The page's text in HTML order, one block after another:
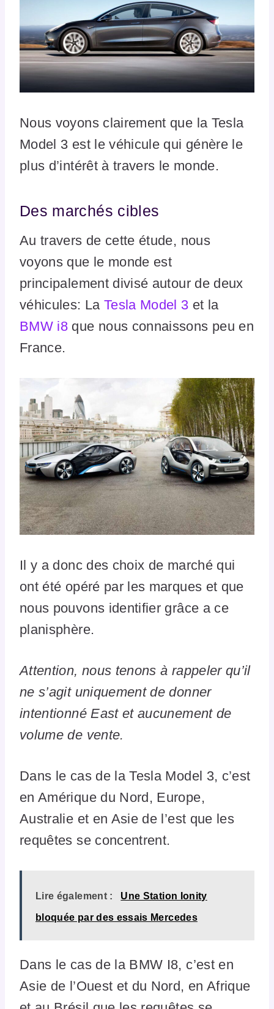
Nous voyons clairement que la Tesla
Model 3 est le véhicule qui génère le
plus d’intérêt à travers le monde.
Des marchés cibles
Au travers de cette étude, nous
voyons que le monde est
principalement divisé autour de deux
véhicules: La Tesla Model 3 et la
BMW i8 que nous connaissons peu en
France.
Il y a donc des choix de marché qui
ont été opéré par les marques et que
nous pouvons identifier grâce a ce
planisphère.
Attention, nous tenons à rappeler qu’il
ne s’agit uniquement de donner
intentionné East et aucunement de
volume de vente.
Dans le cas de la Tesla Model 3, c’est
en Amérique du Nord, Europe,
Australie et en Asie de l’est que les
requêtes se concentrent.
Lire également : Une Station Ionity
bloquée par des essais Mercedes
Dans le cas de la BMW I8, c’est en
Asie de l’Ouest et du Nord, en Afrique